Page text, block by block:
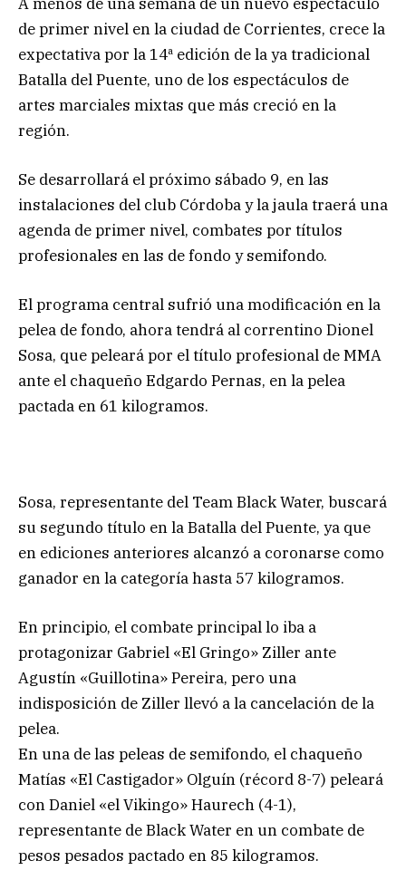
de primer nivel en la ciudad de Corrientes, crece la
expectativa por la 14ª edición de la ya tradicional
Batalla del Puente, uno de los espectáculos de
artes marciales mixtas que más creció en la
región.
Se desarrollará el próximo sábado 9, en las
instalaciones del club Córdoba y la jaula traerá una
agenda de primer nivel, combates por títulos
profesionales en las de fondo y semifondo.
El programa central sufrió una modificación en la
pelea de fondo, ahora tendrá al correntino Dionel
Sosa, que peleará por el título profesional de MMA
ante el chaqueño Edgardo Pernas, en la pelea
pactada en 61 kilogramos.
Sosa, representante del Team Black Water, buscará
su segundo título en la Batalla del Puente, ya que
en ediciones anteriores alcanzó a coronarse como
ganador en la categoría hasta 57 kilogramos.
En principio, el combate principal lo iba a
protagonizar Gabriel «El Gringo» Ziller ante
Agustín «Guillotina» Pereira, pero una
indisposición de Ziller llevó a la cancelación de la
pelea.
En una de las peleas de semifondo, el chaqueño
Matías «El Castigador» Olguín (récord 8-7) peleará
con Daniel «el Vikingo» Haurech (4-1),
representante de Black Water en un combate de
pesos pesados pactado en 85 kilogramos.